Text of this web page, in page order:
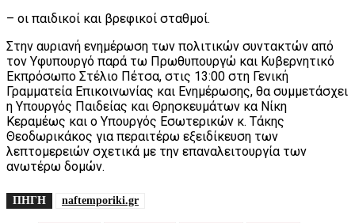
– οι παιδικοί και βρεφικοί σταθμοί.
Στην αυριανή ενημέρωση των πολιτικών συντακτών από
τον Υφυπουργό παρά τω Πρωθυπουργώ και Κυβερνητικό
Εκπρόσωπο Στέλιο Πέτσα, στις 13:00 στη Γενική
Γραμματεία Επικοινωνίας και Ενημέρωσης, θα συμμετάσχει
η Υπουργός Παιδείας και Θρησκευμάτων κα Νίκη
Κεραμέως και ο Υπουργός Εσωτερικών κ. Τάκης
Θεοδωρικάκος για περαιτέρω εξειδίκευση των
λεπτομερειών σχετικά με την επαναλειτουργία των
ανωτέρω δομών.
ΠΗΓΗ naftemporiki.gr